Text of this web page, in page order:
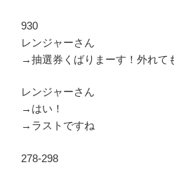
930
レンジャーさん
→抽選券くばりまーす！外れて
レンジャーさん
→はい！
→ラストですね
278-298